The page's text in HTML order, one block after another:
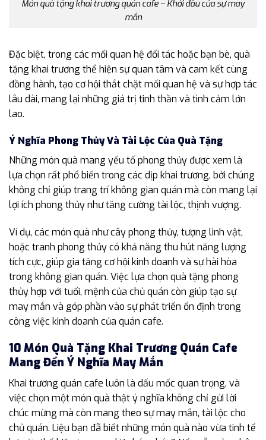
Món quà tặng khai trương quán cafe – Khởi đầu của sự may
mắn
Đặc biệt, trong các mối quan hệ đối tác hoặc bạn bè, quà
tặng khai trương thể hiện sự quan tâm và cam kết cùng
đồng hành, tạo cơ hội thắt chặt mối quan hệ và sự hợp tác
lâu dài, mang lại những giá trị tinh thần và tình cảm lớn
lao.
Ý Nghĩa Phong Thủy Và Tài Lộc Của Quà Tặng
Những món quà mang yếu tố phong thủy được xem là
lựa chọn rất phổ biến trong các dịp khai trương, bởi chúng
không chỉ giúp trang trí không gian quán mà còn mang lại
lợi ích phong thủy như tăng cường tài lộc, thịnh vượng.
Ví dụ, các món quà như cây phong thủy, tượng linh vật,
hoặc tranh phong thủy có khả năng thu hút năng lượng
tích cực, giúp gia tăng cơ hội kinh doanh và sự hài hòa
trong không gian quán. Việc lựa chọn quà tặng phong
thủy hợp với tuổi, mệnh của chủ quán còn giúp tạo sự
may mắn và góp phần vào sự phát triển ổn định trong
công việc kinh doanh của quán cafe.
10 Món Quà Tặng Khai Trương Quán Cafe
Mang Đến Ý Nghĩa May Mắn
Khai trương quán cafe luôn là dấu mốc quan trọng, và
việc chọn một món quà thật ý nghĩa không chỉ gửi lời
chúc mừng mà còn mang theo sự may mắn, tài lộc cho
chủ quán. Liệu bạn đã biết những món quà nào vừa tinh tế